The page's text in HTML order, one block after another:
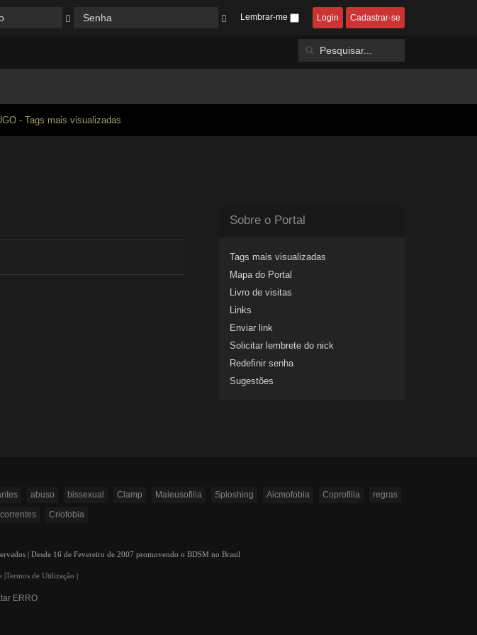
Lembrar-me Login Cadastrar-se
- Tags mais visualizadas
Sobre o Portal
Tags mais visualizadas
Mapa do Portal
Livro de visitas
Links
Enviar link
Solicitar lembrete do nick
Redefinir senha
Sugestões
abuso bissexual Clamp Maieusofilia Sploshing Aicmofobia Coprofilia
regras
correntes Criofobia
| Desde 16 de Fevereiro de 2007 promovendo o BDSM no Brasil
| Termos de Utilização
ERRO